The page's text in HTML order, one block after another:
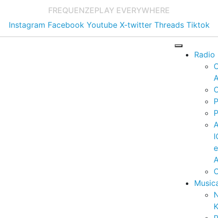
FREQUENZEPLAY EVERYWHERE
Instagram Facebook Youtube X-twitter Threads Tiktok
Radio
e